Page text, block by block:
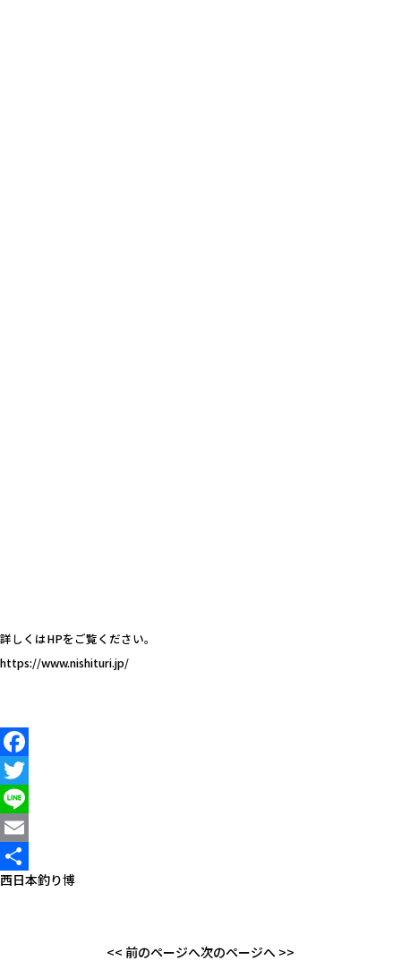
詳しくはHPをご覧ください。
https://www.nishituri.jp/
Facebook
Twitter
Line
Email
共
西日本釣り博
<< 前のページへ次のページへ >>